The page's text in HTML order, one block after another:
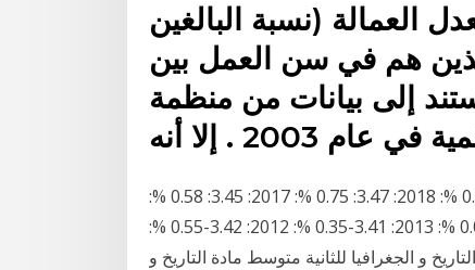
العمالة (نسبة البالغين
هم في سن العمل بين
تستند إلى بيانات من منظمة
عام 2003 . إلا أنه
التاريخ القيمة تغيير, % 2020: 3.55: 1.14 %: 2019: 3.51: 0.95 %: 2018: 3.47: 0.75 %: 2017: 3.45: 0.58 %:
2016: 3.43: 0.41 %: 2015: 3.41: 0.15 %: 2014: 3.41-0.09 %: 2013: 3.41-0.35 %: 2012: 3.42-0.55 %:
2011: 3.44-0.66 %: 2010: 3.46-0.69 %: 2009: 3.49 التاريخ و الجغرافيا للثانية متوسط مادة التاريخ و